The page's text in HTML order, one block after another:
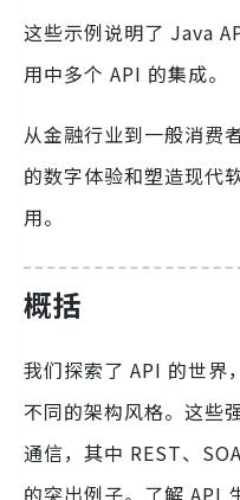
这些示例说明了 Java
用中多个 API 的集成。
从金融行业到一般消费
的数字体验和塑造现代
用。
概括
我们探索了 API 的世界
不同的架构风格。这些
通信，其中 REST、
的突出例子。了解 API